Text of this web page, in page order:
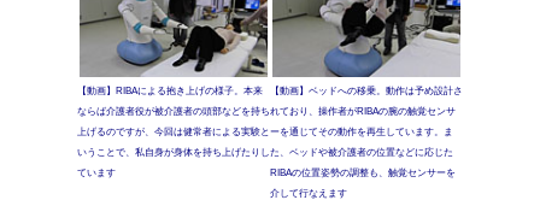
【動画】RIBAによる抱き上げの様子。本来
ならば介護者役が被介護者の頭部などを持ち
上げるのですが、今回は健常者による実験と
いうことで、私自身が身体を持ち上げたりし
ています
【動画】ベッドへの移乗。動作は予め設計さ
れており、操作者がRIBAの腕の触覚センサ
ーを通じてその動作を再生しています。ま
た、ベッドや被介護者の位置などに応じた
RIBAの位置姿勢の調整も、触覚センサーを
介して行なえます